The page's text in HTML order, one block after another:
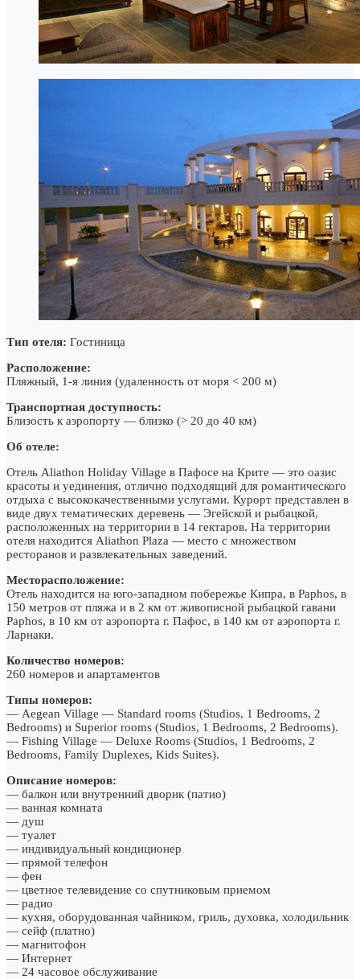
Тип отеля: Гостиница
Расположение:
Пляжный, 1-я линия (удаленность от моря < 200 м)
Транспортная доступность:
Близость к аэропорту — близко (> 20 до 40 км)
Об отеле:
Отель Aliathon Holiday Village в Пафосе на Крите — это оазис
красоты и уединения, отлично подходящий для романтического
отдыха с высококачественными услугами. Курорт представлен в
виде двух тематических деревень — Эгейской и рыбацкой,
расположенных на территории в 14 гектаров. На территории
отеля находится Aliathon Plaza — место с множеством
ресторанов и развлекательных заведений.
Месторасположение:
Отель находится на юго-западном побережье Кипра, в Paphos, в
150 метров от пляжа и в 2 км от живописной рыбацкой гавани
Paphos, в 10 км от аэропорта г. Пафос, в 140 км от аэропорта г.
Ларнаки.
Количество номеров:
260 номеров и апартаментов
Типы номеров:
— Aegean Village — Standard rooms (Studios, 1 Bedrooms, 2
Bedrooms) и Superior rooms (Studios, 1 Bedrooms, 2 Bedrooms).
— Fishing Village — Deluxe Rooms (Studios, 1 Bedrooms, 2
Bedrooms, Family Duplexes, Kids Suites).
Описание номеров:
— балкон или внутренний дворик (патио)
— ванная комната
— душ
— туалет
— индивидуальный кондиционер
— прямой телефон
— фен
— цветное телевидение со спутниковым приемом
— радио
— кухня, оборудованная чайником, гриль, духовка, холодильник
— сейф (платно)
— магнитофон
— Интернет
— 24 часовое обслуживание